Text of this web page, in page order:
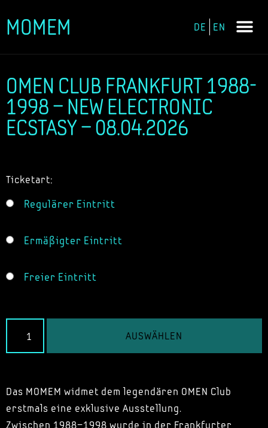
Zum
MOMEM DE EN
OMEN CLUB FRANKFURT 1988-
1998 – NEW ELECTRONIC
ECSTASY – 08.04.2026
Ticketart:
Regulärer Eintritt
Ermäßigter Eintritt
Freier Eintritt
AUSWÄHLEN
Das MOMEM widmet dem legendären OMEN Club
erstmals eine exklusive Ausstellung.
Zwischen 1988–1998 wurde in der Frankfurter